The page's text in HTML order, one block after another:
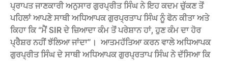
ਪ੍ਰਾਪਤ ਜਾਣਕਾਰੀ ਅਨੁਸਾਰ ਗੁਰਪ੍ਰੀਤ ਸਿੰਘ ਨੇ ਇਹ ਕਦਮ ਚੁੱਕਣ ਤੋਂ
ਪਹਿਲਾਂ ਆਪਣੇ ਸਾਥੀ ਅਧਿਆਪਕ ਗੁਰਪ੍ਰਤਾਪ ਸਿੰਘ ਨੂੰ ਫੋਨ ਕੀਤਾ ਅਤੇ
ਕਿਹਾ ਕਿ “ਮੈਂ SIR ਦੇ ਜ਼ਿਆਦਾ ਕੰਮ ਤੋਂ ਪਰੇਸ਼ਾਨ ਹਾਂ, ਹੁਣ ਕੰਮ ਦਾ ਹੋਰ
ਪ੍ਰੈਸ਼ਰ ਨਹੀਂ ਝੱਲਿਆ ਜਾਂਦਾ”। ‌ ਆਤਮਹੱਤਿਆ ਕਰਨ ਵਾਲੇ ਅਧਿਆਪਕ
ਗੁਰਪ੍ਰੀਤ ਸਿੰਘ ਦੇ ਸਾਥੀ ਅਧਿਆਪਕ ਗੁਰਪ੍ਰਤਾਪ ਸਿੰਘ ਨੇ ਦੱਸਿਆ ਕਿ